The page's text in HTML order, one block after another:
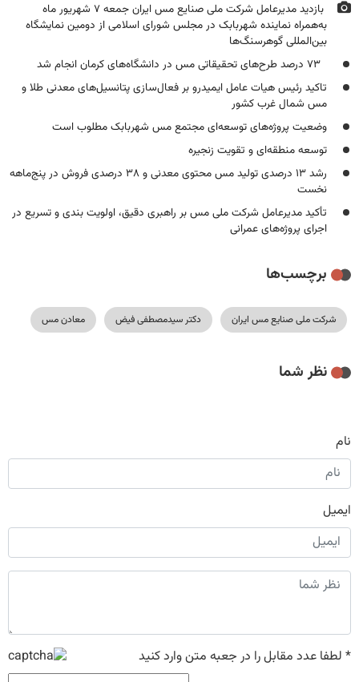
بازدید مدیرعامل شرکت ملی صنایع مس ایران جمعه ۷ شهریور ماه
به‌همراه نماینده شهربابک در مجلس شورای اسلامی از دومین نمایشگاه
بین‌المللی گوهرسنگ‌ها
تاکید رئیس هیات عامل ایمیدرو بر فعال‌سازی پتانسیل‌های معدنی طلا و
مس شمال غرب کشور
وضعیت پروژه‌های توسعه‌ای مجتمع مس شهربابک مطلوب است
توسعه منطقه‌ای و تقویت زنجیره
رشد ۱۳ درصدی تولید مس محتوی معدنی و ۳۸ درصدی فروش در پنج‌ماهه
نخست
تأکید مدیرعامل شرکت ملی مس بر راهبری دقیق، اولویت بندی و تسریع در
اجرای پروژه‌های عمرانی
برچسب‌ها
شرکت ملی صنایع مس ایران دکتر سیدمصطفی فیض معادن مس
نظر شما
نام
ایمیل
* لطفا عدد مقابل را در جعبه متن وارد کنید